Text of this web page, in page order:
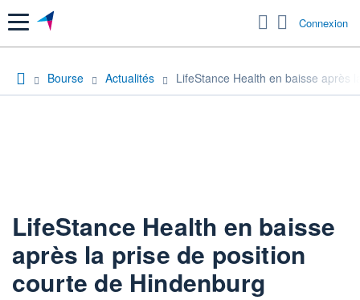
Menu Connexion
Bourse Actualités LifeStance Health en baisse après
LifeStance Health en baisse
après la prise de position
courte de Hindenburg